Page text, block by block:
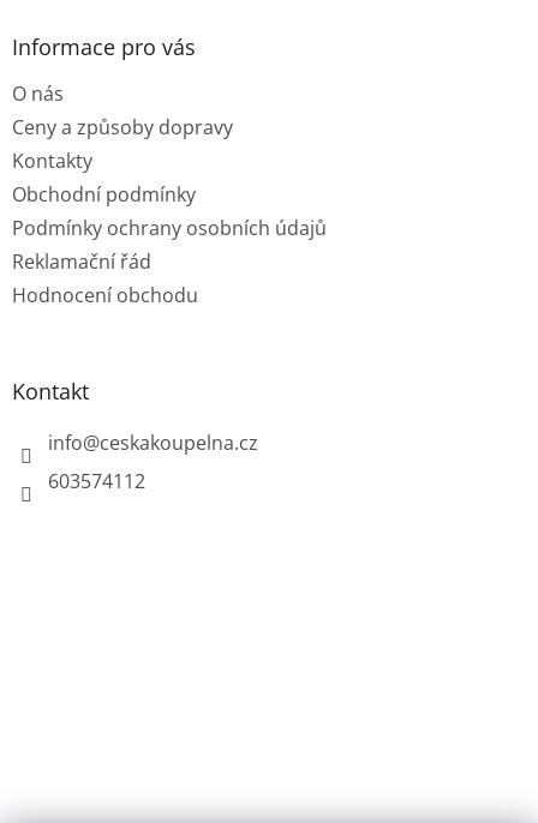
ý
Informace pro vás
O nás
Ceny a způsoby dopravy
Kontakty
Obchodní podmínky
Podmínky ochrany osobních údajů
Reklamační řád
Hodnocení obchodu
Kontakt
info@ceskakoupelna.cz
603574112